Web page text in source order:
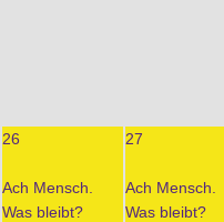
26
Ach Mensch.
Was bleibt?
27
Ach Mensch.
Was bleibt?